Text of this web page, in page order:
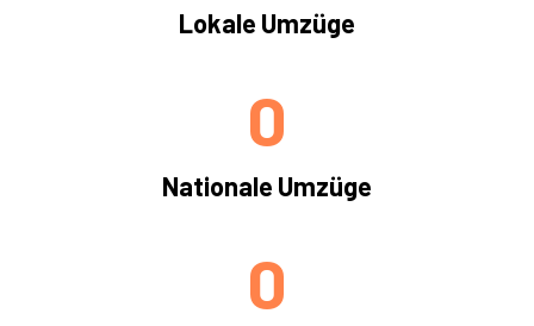
Lokale Umzüge
Nationale Umzüge
0
0